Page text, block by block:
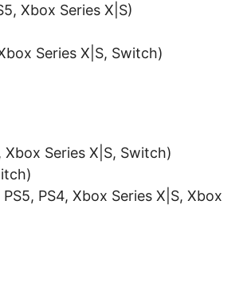
Xbox Series X|S)
Series X|S, Switch)
Series X|S, Switch)
PS4, Xbox Series X|S, Xbox